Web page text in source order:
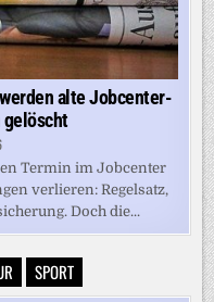
alte Jobcenter-
gelöscht
Termin im Jobcenter
verlieren: Regelsatz,
Doch die...
SPORT